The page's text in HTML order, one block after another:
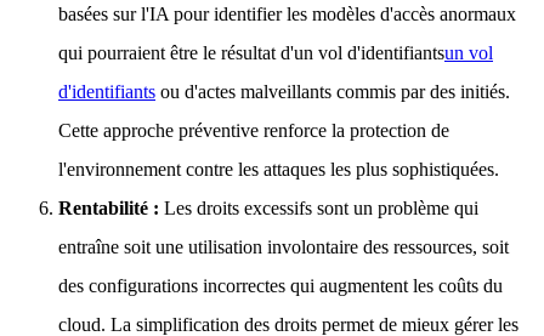
basées sur l'IA pour identifier les modèles d'accès anormaux
qui pourraient être le résultat d'un vol d'identifiantsun vol
d'identifiants ou d'actes malveillants commis par des initiés.
Cette approche préventive renforce la protection de
l'environnement contre les attaques les plus sophistiquées.
Rentabilité : Les droits excessifs sont un problème qui
entraîne soit une utilisation involontaire des ressources, soit
des configurations incorrectes qui augmentent les coûts du
cloud. La simplification des droits permet de mieux gérer les